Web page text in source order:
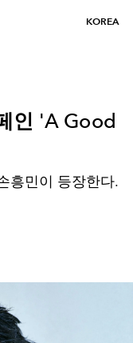
KOREA
인 'A Good
흥민이 등장한다.